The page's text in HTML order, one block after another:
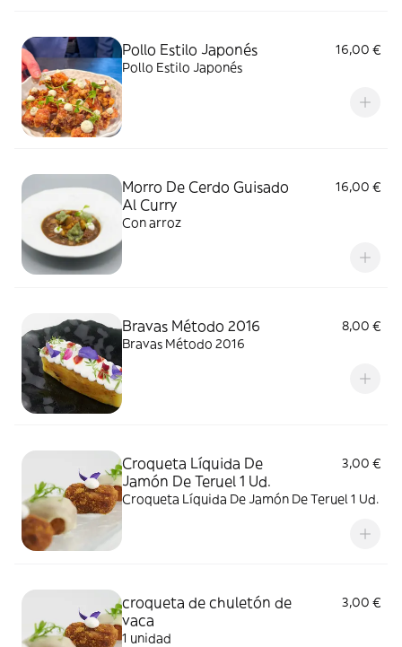
Pollo Estilo Japonés
16,00 €
Pollo Estilo Japonés
Morro De Cerdo Guisado
Al Curry
16,00 €
Con arroz
Bravas Método 2016
8,00 €
Bravas Método 2016
Croqueta Líquida De
Jamón De Teruel 1 Ud.
3,00 €
Croqueta Líquida De Jamón De Teruel 1 Ud.
croqueta de chuletón de
vaca
3,00 €
1 unidad